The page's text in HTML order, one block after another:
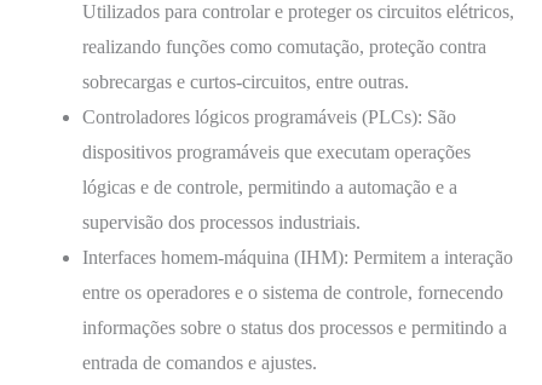
Utilizados para controlar e proteger os circuitos elétricos,
realizando funções como comutação, proteção contra
sobrecargas e curtos-circuitos, entre outras.
Controladores lógicos programáveis (PLCs): São
dispositivos programáveis que executam operações
lógicas e de controle, permitindo a automação e a
supervisão dos processos industriais.
Interfaces homem-máquina (IHM): Permitem a interação
entre os operadores e o sistema de controle, fornecendo
informações sobre o status dos processos e permitindo a
entrada de comandos e ajustes.